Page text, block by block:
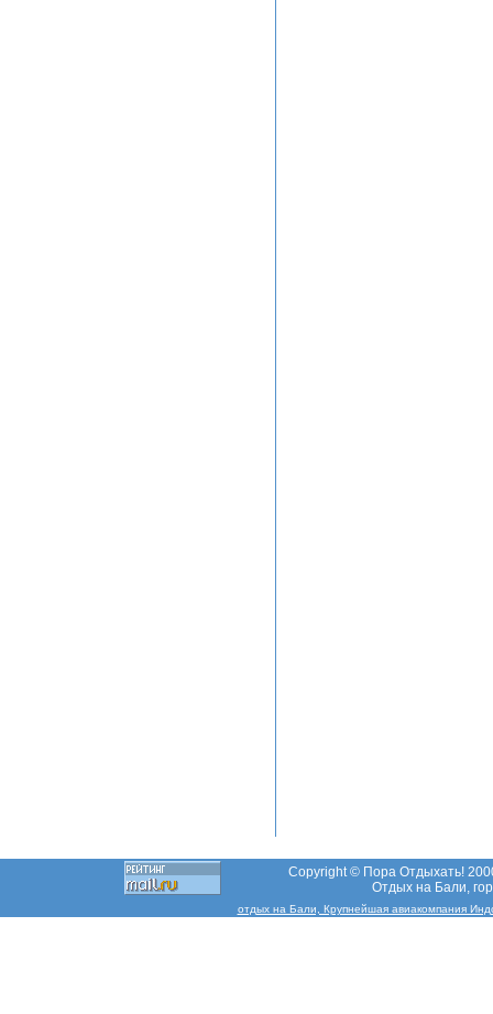
Copyright © Пора Отдыхать!
Отдых на Бали,
отдых на Бали, Крупнейшая авиакомпания